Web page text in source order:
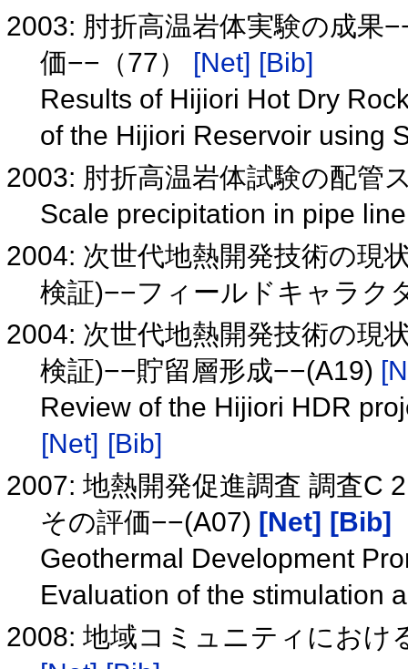
2003: 肘折高温岩体実験の成果
価−−（77） [Net] [Bib]
Results of Hijiori Hot Dry
of the Hijiori Reservoir using
2003: 肘折高温岩体試験の配管
Scale precipitation in pipe
2004: 次世代地熱開発技術の現
検証)−−フィールドキャラク
2004: 次世代地熱開発技術の現
検証)−−貯留層形成−−(A19)
Review of the Hijiori HDR
[Net] [Bib]
2007: 地熱開発促進調査 調査C
その評価−−(A07) [Net] [Bib]
Geothermal Development
Evaluation of the stimulation
2008: 地域コミュニティにおけ